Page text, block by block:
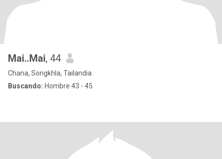
Mai..Mai, 44
Chana, Songkhla, Tailandia
Buscando: Hombre 43 - 45